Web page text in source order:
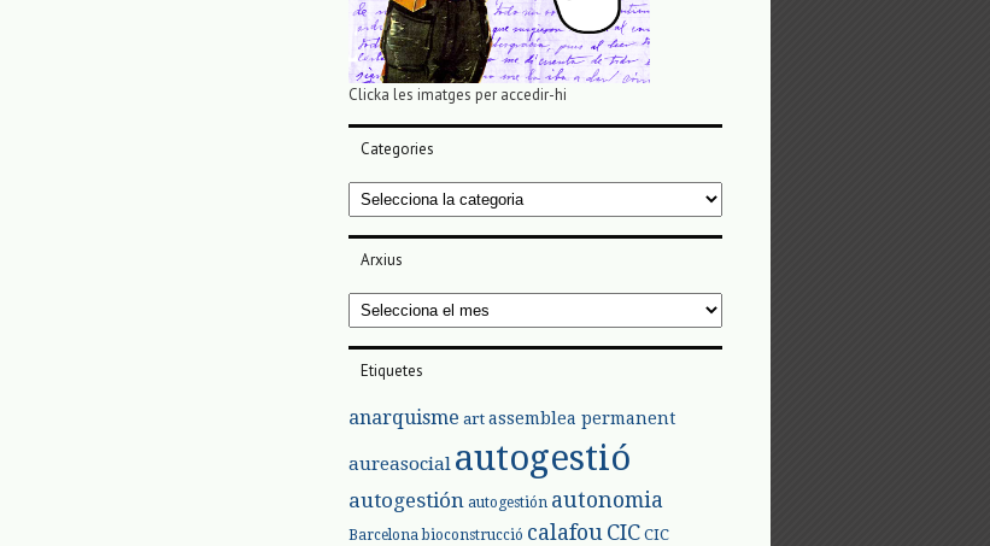
Clicka les imatges per accedir-hi
Categories
Categories
Arxius
Arxius
Etiquetes
anarquisme art assemblea permanent
aureasocial autogestió
autogestión autogestión autonomia
Barcelona bioconstrucció calafou CIC CIC